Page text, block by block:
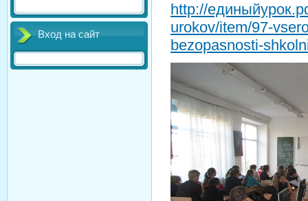
Вход на сайт
http://
urokov/item/97-
bezopasnosti-